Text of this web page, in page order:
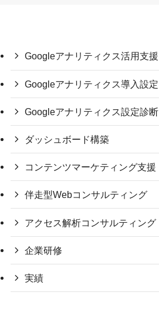
Googleアナリティクス活用支援
Googleアナリティクス導入設定
Googleアナリティクス設定診断
ダッシュボード構築
コンテンツマーケティング支援
伴走型Webコンサルティング
アクセス解析コンサルティング
企業研修
実績